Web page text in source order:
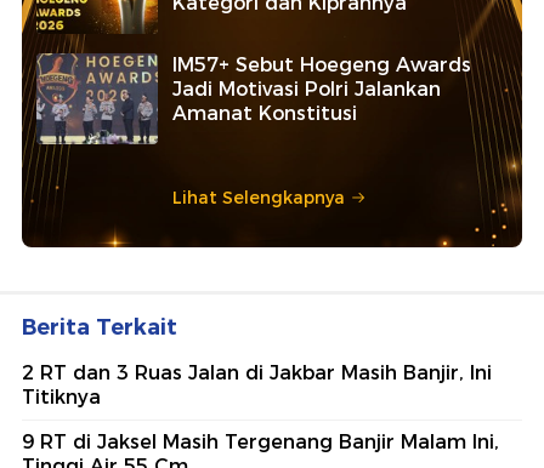
IM57+ Sebut Hoegeng Awards
Jadi Motivasi Polri Jalankan
Amanat Konstitusi
Lihat Selengkapnya
Berita Terkait
2 RT dan 3 Ruas Jalan di Jakbar Masih Banjir, Ini
Titiknya
9 RT di Jaksel Masih Tergenang Banjir Malam Ini,